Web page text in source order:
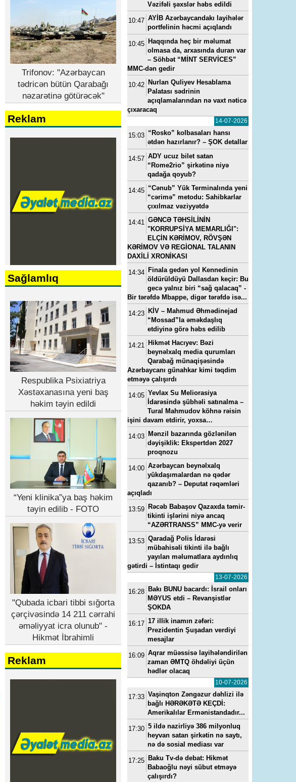
15-07-2022, 11:49
Trifonov: "Azərbaycan
tədricən bütün Qarabağı
nəzarətinə götürəcək"
Reklam
Sağlamlıq
Respublika Psixiatriya
Xəstəxanasına yeni baş
həkim təyin edildi
“Yeni klinika”ya baş həkim
təyin edilib - FOTO
"Qubada icbari tibbi sığorta
çərçivəsində 14 211 cərrahi
əməliyyat icra olunub" -
Hikmət İbrahimli
Reklam
Vəzifəli şəxslər həbs edildi
10:47 AYİB Azərbaycandakı layihələr
portfelinin həcmi açıqlandı
10:45 Haqqında heç bir məlumat
olmasa da, arxasında duran var
– Söhbət “MİNT SERVİCES”
MMC-dən gedir
10:42 Nurlan Quliyev Hesablama
Palatası sədrinin
açıqlamalarından nə vaxt nəticə
çıxaracaq
14-07-2026
15:03 “Rosko” kolbasaları hansı
ətdən hazırlanır? – ŞOK detallar
14:57 ADY ucuz bilet satan
“Rome2rio” şirkətinə niyə
qadağa qoyub?
14:45 “Cənub” Yük Terminalında yeni
“cərimə” metodu: Sahibkarlar
çıxılmaz vəziyyətdə
14:41 GƏNCƏ TƏHSİLİNİN
"KORRUPSİYA MEMARLIĞI":
ELÇİN KƏRİMOV, RÖVŞƏN
KƏRİMOV VƏ REGİONAL TALANIN
DAXİLİ XRONİKASI
14:34 Finala gedən yol Kennedinin
öldürüldüyü Dallasdan keçir: Bu
gecə yalnız biri “sağ qalacaq” -
Bir tərəfdə Mbappe, digər tərəfdə isə...
14:23 KİV – Mahmud Əhmədinejad
“Mossad”la əməkdaşlıq
etdiyinə görə həbs edilib
14:21 Hikmət Hacıyev: Bəzi
beynəlxalq media qurumları
Qarabağ münaqişəsində
Azərbaycanı günahkar kimi təqdim
etməyə çalışırdı
14:05 Yevlax Su Meliorasiya
İdarəsində şübhəli satınalma –
Tural Mahmudov köhnə rəisin
işini davam etdirir, yoxsa…
14:03 Mənzil bazarında gözlənilən
dəyişiklik: Ekspertdən 2027
proqnozu
14:00 Azərbaycan beynəlxalq
yükdaşımalardan nə qədər
qazanıb? – Deputat rəqəmləri
açıqladı
13:59 Rəcəb Babaşov Qazaxda təmir-
tikinti işlərini niyə ancaq
“AZƏRTRANSS” MMC-yə verir
13:53 Qaradağ Polis İdarəsi
mübahisəli tikinti ilə bağlı
yayılan məlumatlara aydınlıq
gətirdi – İstintaqı gedir
13-07-2026
16:28 Bakı BUNU bacardı: İsrail onları
MƏYUS etdi – Revanşistlər
ŞOKDA
16:17 17 illik inamın zəfəri:
Prezidentin Şuşadan verdiyi
mesajlar
16:09 Aqrar müəssisə layihələndirilən
zaman ƏMTQ öhdəliyi üçün
hədlər olacaq
10-07-2026
17:33 Vaşinqton Zəngəzur dəhlizi ilə
bağlı HƏRƏKƏTƏ KEÇDİ:
Amerikalılar Ermənistandadır...
17:30 5 ildə nazirliyə 386 milyonluq
heyvan satan şirkətin nə saytı,
nə də sosial mediası var
17:25 Baku Tv-də debat: Hikmət
Babaoğlu nəyi sübut etməyə
çalışırdı?